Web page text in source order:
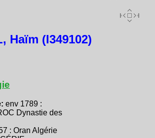
Haïm (I349102)
env 1789 :
Dynastie des
: Oran Algérie